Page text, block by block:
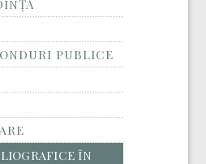
PUBLICE
ÎN